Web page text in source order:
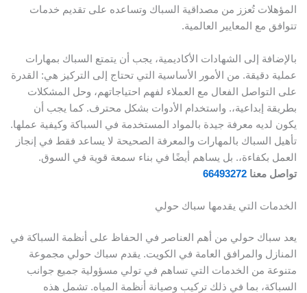
المؤهلات تُعزز من مصداقية السباك وتساعده على تقديم خدمات
تتوافق مع المعايير العالمية.
بالإضافة إلى الشهادات الأكاديمية، يجب أن يتمتع السباك بمهارات
عملية دقيقة. من الأمور الأساسية التي تحتاج إلى التركيز هي: القدرة
على التواصل الفعال مع العملاء لفهم احتياجاتهم، وحل المشكلات
بطريقة إبداعية،. واستخدام الأدوات بشكل محترف. كما يجب أن
يكون لديه معرفة جيدة بالمواد المستخدمة في السباكة وكيفية عملها.
تأهيل السباك بالمهارات والمعرفة الصحيحة لا يساعد فقط في إنجاز
العمل بكفاءة،. بل يساهم أيضًا في بناء سمعة قوية في السوق.
تواصل معنا 66493272
الخدمات التي يقدمها سباك حولي
يعد سباك حولي من أهم العناصر في الحفاظ على أنظمة السباكة في
المنازل والمرافق العامة في الكويت. يقدم سباك حولي مجموعة
متنوعة من الخدمات التي تساهم في تولي مسؤولية جميع جوانب
السباكة، بما في ذلك تركيب وصيانة أنظمة المياه. تشمل هذه